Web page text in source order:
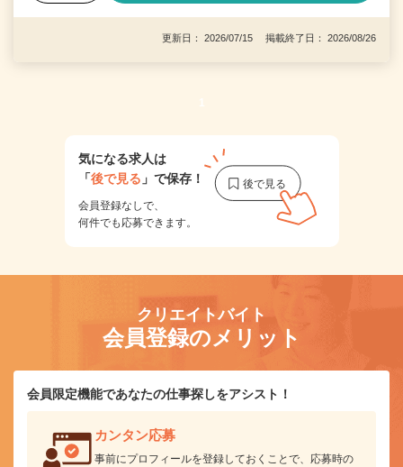
更新日： 2026/07/15 掲載終了日： 2026/08/26
1
気になる求人は
「後で見る 」で保存！
会員登録なしで、
何件でも応募できます。
クリエイトバイト
会員登録のメリット
会員限定機能であなたの仕事探しをアシスト！
カンタン応募
事前にプロフィールを登録しておくことで、応募時の